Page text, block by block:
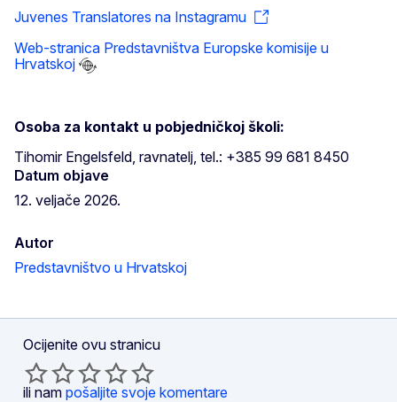
Juvenes Translatores na Instagramu
Web-stranica Predstavništva Europske komisije u
Hrvatskoj
Osoba za kontakt u pobjedničkoj školi:
Tihomir Engelsfeld, ravnatelj, tel.: +385 99 681 8450
Datum objave
12. veljače 2026.
Autor
Predstavništvo u Hrvatskoj
Ocijenite ovu stranicu
ili nam pošaljite svoje komentare